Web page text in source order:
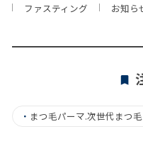
ファスティング お知ら
・ まつ毛パーマ.次世代まつ